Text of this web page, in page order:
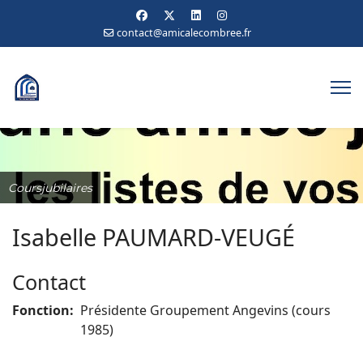
contact@amicalecombree.fr
Coursjubilaires
Isabelle PAUMARD-VEUGÉ
Contact
Fonction: Présidente Groupement Angevins (cours
1985)